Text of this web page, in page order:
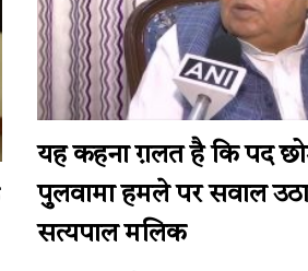
यह कहना ग़लत है कि पद
पुलवामा हमले पर सवाल
सत्यपाल मलिक